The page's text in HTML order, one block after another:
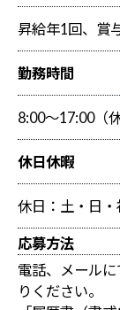
昇給年1回、賞
勤務時間
8:00～17:00（
休日休暇
休日：土・日
応募方法
電話、メール
りください。